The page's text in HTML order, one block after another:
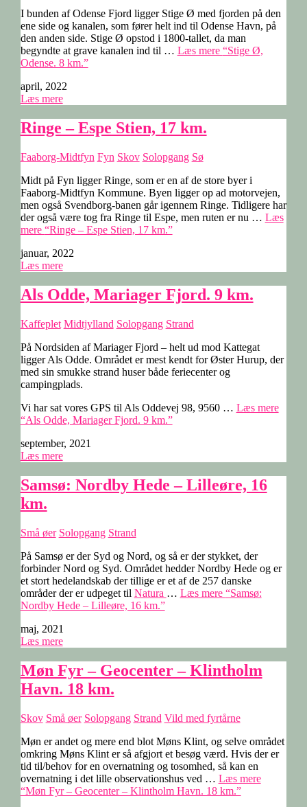
I bunden af Odense Fjord ligger Stige Ø med fjorden på den
ene side og kanalen, som fører helt ind til Odense Havn, på
den anden side. Stige Ø opstod i 1800-tallet, da man
begyndte at grave kanalen ind til … Læs mere “Stige Ø,
Odense. 8 km.”
april, 2022
Læs mere
Ringe – Espe Stien, 17 km.
Faaborg-Midtfyn Fyn Skov Solopgang Sø
Midt på Fyn ligger Ringe, som er en af de store byer i
Faaborg-Midtfyn Kommune. Byen ligger op ad motorvejen,
men også Svendborg-banen går igennem Ringe. Tidligere har
der også være tog fra Ringe til Espe, men ruten er nu … Læs
mere “Ringe – Espe Stien, 17 km.”
januar, 2022
Læs mere
Als Odde, Mariager Fjord. 9 km.
Kaffeplet Midtjylland Solopgang Strand
På Nordsiden af Mariager Fjord – helt ud mod Kattegat
ligger Als Odde. Området er mest kendt for Øster Hurup, der
med sin smukke strand huser både feriecenter og
campingplads.
Vi har sat vores GPS til Als Oddevej 98, 9560 … Læs mere
“Als Odde, Mariager Fjord. 9 km.”
september, 2021
Læs mere
Samsø: Nordby Hede – Lilleøre, 16
km.
Små øer Solopgang Strand
På Samsø er der Syd og Nord, og så er der stykket, der
forbinder Nord og Syd. Området hedder Nordby Hede og er
et stort hedelandskab der tillige er et af de 257 danske
områder der er udpeget til Natura … Læs mere “Samsø:
Nordby Hede – Lilleøre, 16 km.”
maj, 2021
Læs mere
Møn Fyr – Geocenter – Klintholm
Havn. 18 km.
Skov Små øer Solopgang Strand Vild med fyrtårne
Møn er andet og mere end blot Møns Klint, og selve området
omkring Møns Klint er så afgjort et besøg værd. Hvis der er
tid til/behov for en overnatning og tosomhed, så kan en
overnatning i det lille observationshus ved … Læs mere
“Møn Fyr – Geocenter – Klintholm Havn. 18 km.”